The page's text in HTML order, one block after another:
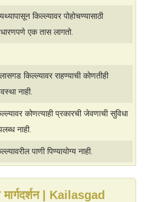
किल्ल्यावर पोहोचण्यासाठी
एक तास लागतो.
किल्ल्यावर राहण्याची कोणतीही
नाही.
कोणत्याही प्रकारची जेवणाची सुविधा
नाही.
पाणी पिण्यायोग्य नाही.
मार्गदर्शन | Kailasgad